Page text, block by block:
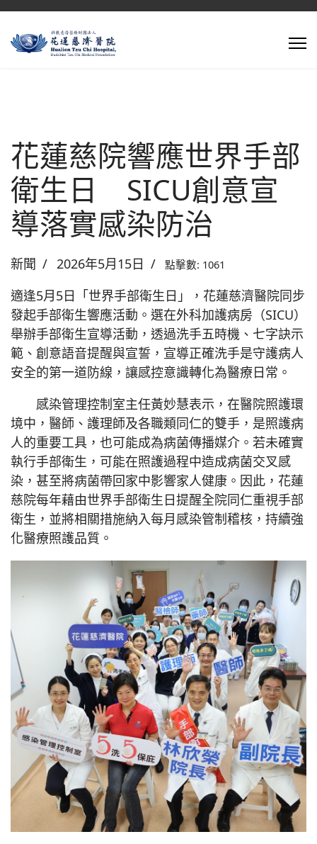
花蓮慈院響應世界手部
衛生日 SICU創意宣
導落實感染防治
新聞 2026年5月15日 點擊數: 1061
適逢5月5日「世界手部衛生日」，花蓮慈濟醫院同步
發起手部衛生響應活動。選在外科加護病房（SICU）
舉辦手部衛生宣導活動，透過洗手五時機、七字訣示
範、創意語音提醒與宣誓，宣導正確洗手是守護病人
安全的第一道防線，讓感控意識轉化為醫療日常。
感染管理控制室主任黃妙慧表示，在醫院照護環
境中，醫師、護理師及各職類同仁的雙手，是照護病
人的重要工具，也可能成為病菌傳播媒介。若未確實
執行手部衛生，可能在照護過程中造成病菌交叉感
染，甚至將病菌帶回家中影響家人健康。因此，花蓮
慈院每年藉由世界手部衛生日提醒全院同仁重視手部
衛生，並將相關措施納入每月感染管制稽核，持續強
化醫療照護品質。